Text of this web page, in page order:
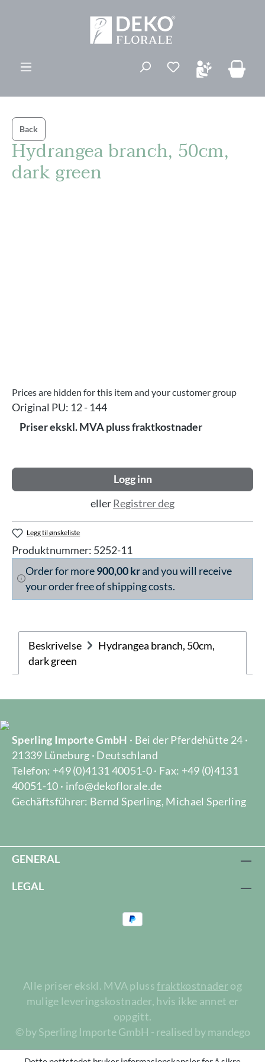
Du har 0
Back
Hydrangea branch, 50cm,
dark green
Prices are hidden for this item and your customer group
Original PU: 12 - 144
Priser ekskl. MVA pluss fraktkostnader
Logg inn
ellerRegistrer deg
Legg til ønskeliste
Produktnummer: 5252-11
Order for more900,00 krand you will receive
your order free of shipping costs.
Beskrivelse
Hydrangea branch, 50cm,
dark green
Sperling Importe GmbH · Bei der Pferdehütte 24 ·
21339 Lüneburg · Deutschland
Telefon: +49 (0)4131 40051-0 · Fax: +49 (0)4131
40051-10 · info@dekoflorale.de
Gechäftsführer: Bernd Sperling, Michael Sperling
GENERAL
LEGAL
Alle priser ekskl. MVA plussfraktkostnaderog
mulige leveringskostnader, hvis ikke annet er
oppgitt.
© by Sperling Importe GmbH - realised by mandego